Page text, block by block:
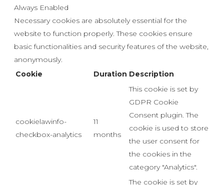
Always Enabled
Necessary cookies are absolutely essential for the
website to function properly. These cookies ensure
basic functionalities and security features of the website,
anonymously.
Cookie
Duration Description
cookielawinfo-
checkbox-analytics
11
months
This cookie is set by
GDPR Cookie
Consent plugin. The
cookie is used to store
the user consent for
the cookies in the
category "Analytics".
The cookie is set by